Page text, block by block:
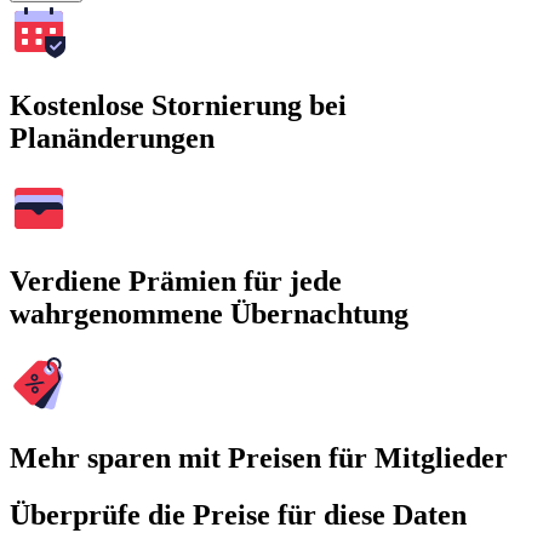
Kostenlose Stornierung bei
Planänderungen
Verdiene Prämien für jede
wahrgenommene Übernachtung
Mehr sparen mit Preisen für Mitglieder
Überprüfe die Preise für diese Daten